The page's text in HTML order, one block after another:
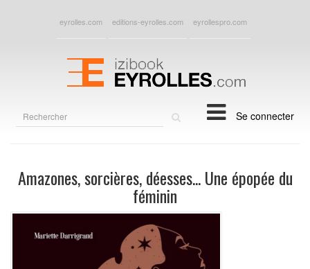
eyrolles.com editions-eyrolles.com eyrollespro.com
Se connecter
Amazones, sorcières, déesses... Une épopée du
féminin